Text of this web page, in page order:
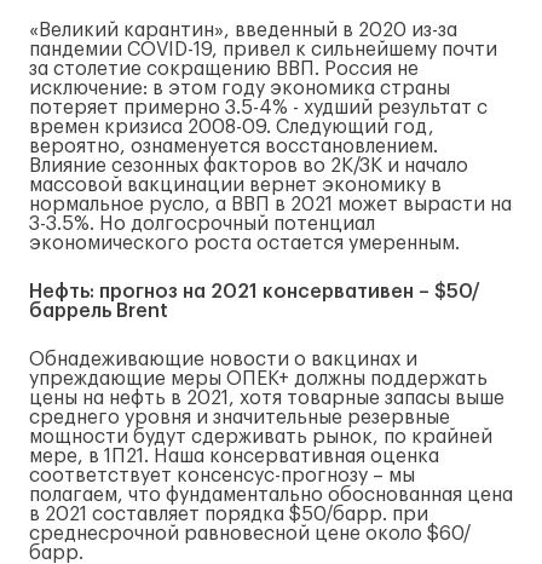
«Великий карантин», введенный в 2020 из-за
пандемии COVID-19, привел к сильнейшему почти
за столетие сокращению ВВП. Россия не
исключение: в этом году экономика страны
потеряет примерно 3.5-4% - худший результат с
времен кризиса 2008-09. Следующий год,
вероятно, ознаменуется восстановлением.
Влияние сезонных факторов во 2К/3К и начало
массовой вакцинации вернет экономику в
нормальное русло, а ВВП в 2021 может вырасти на
3-3.5%. Но долгосрочный потенциал
экономического роста остается умеренным.
Нефть: прогноз на 2021 консервативен – $50/
баррель Brent
Обнадеживающие новости о вакцинах и
упреждающие меры ОПЕК+ должны поддержать
цены на нефть в 2021, хотя товарные запасы выше
среднего уровня и значительные резервные
мощности будут сдерживать рынок, по крайней
мере, в 1П21. Наша консервативная оценка
соответствует консенсус-прогнозу – мы
полагаем, что фундаментально обоснованная цена
в 2021 составляет порядка $50/барр. при
среднесрочной равновесной цене около $60/
барр.